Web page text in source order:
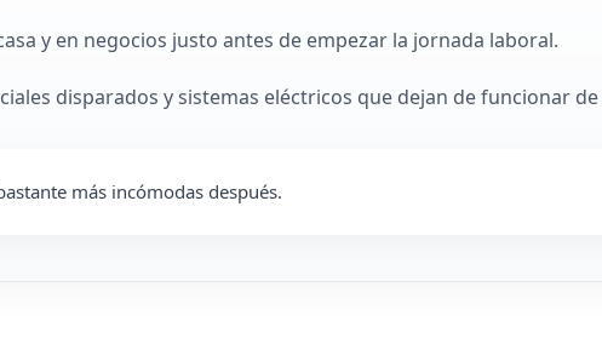
y en negocios justo antes de empezar la jornada laboral.
disparados y sistemas eléctricos que dejan de funcionar
más incómodas después.